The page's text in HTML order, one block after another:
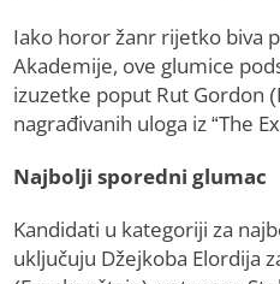
Iako horor žanr rijetko biva
Akademije, ove glumice
izuzetke poput Rut Gordon
nagrađivanih uloga iz “The
Najbolji sporedni glumac
Kandidati u kategoriji za
uključuju Džejkoba Elordija